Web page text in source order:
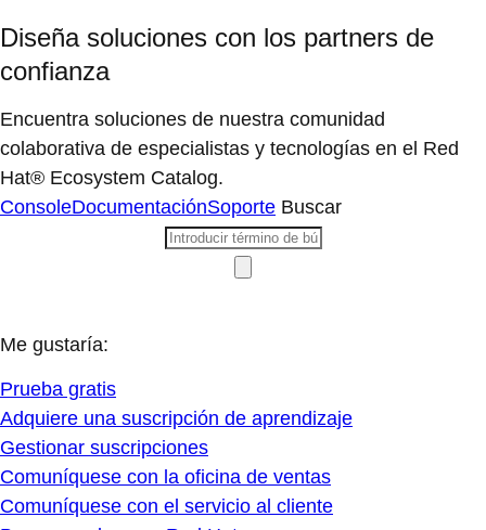
Diseña soluciones con los partners de
confianza
Encuentra soluciones de nuestra comunidad
colaborativa de especialistas y tecnologías en el Red
Hat® Ecosystem Catalog.
ConsoleDocumentaciónSoporte Buscar
Me gustaría:
Prueba gratis
Adquiere una suscripción de aprendizaje
Gestionar suscripciones
Comuníquese con la oficina de ventas
Comuníquese con el servicio al cliente